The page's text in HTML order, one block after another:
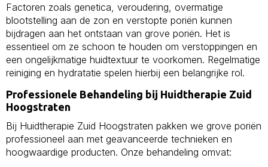
Factoren zoals genetica, veroudering, overmatige
blootstelling aan de zon en verstopte poriën kunnen
bijdragen aan het ontstaan van grove poriën. Het is
essentieel om ze schoon te houden om verstoppingen en
een ongelijkmatige huidtextuur te voorkomen. Regelmatige
reiniging en hydratatie spelen hierbij een belangrijke rol.
Professionele Behandeling bij Huidtherapie Zuid
Hoogstraten
Bij Huidtherapie Zuid Hoogstraten pakken we grove poriën
professioneel aan met geavanceerde technieken en
hoogwaardige producten. Onze behandeling omvat: